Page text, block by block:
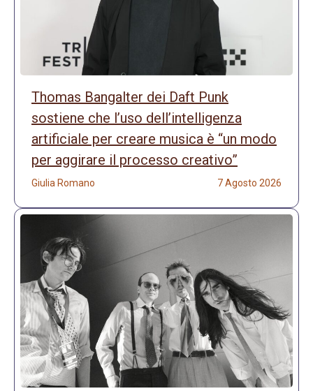
Thomas Bangalter dei Daft Punk
sostiene che l’uso dell’intelligenza
artificiale per creare musica è “un modo
per aggirare il processo creativo”
Giulia Romano 7 Agosto 2026